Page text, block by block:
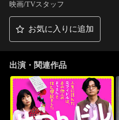
映画/TVスタッフ
お気に入りに追加
出演・関連作品